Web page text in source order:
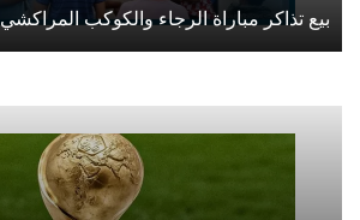
بيع تذاكر مباراة الرجاء والكوكب المراكشي